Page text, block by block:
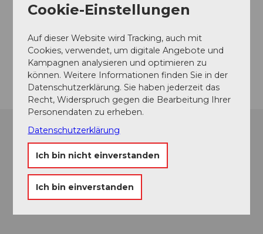
Mittler Wallenbach 6156 Luthern
Mittler Wallenbach
6156
Luthern
Anreise
Cookie-Einstellungen
Auf dieser Website wird Tracking, auch mit
Cookies, verwendet, um digitale Angebote und
Kampagnen analysieren und optimieren zu
können. Weitere Informationen finden Sie in der
Datenschutzerklärung. Sie haben jederzeit das
Recht, Widerspruch gegen die Bearbeitung Ihrer
Personendaten zu erheben.
Datenschutzerklärung
Ich bin nicht einverstanden
Ich bin einverstanden